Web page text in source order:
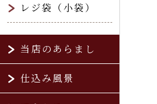
レジ袋（小袋）
当店のあらまし
仕込み風景